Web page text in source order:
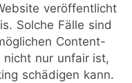
veröffentlicht
Solche Fälle sind
Content-
nur unfair ist,
schädigen kann.